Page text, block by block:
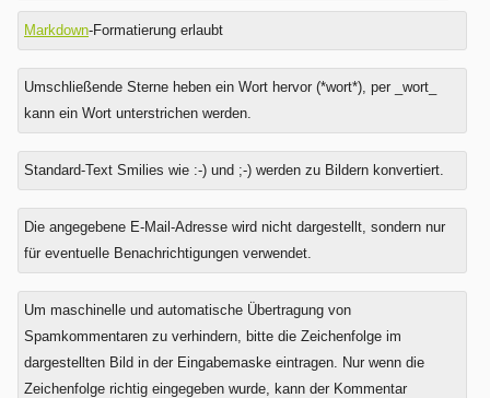
Markdown-Formatierung erlaubt
Umschließende Sterne heben ein Wort hervor (*wort*), per _wort_
kann ein Wort unterstrichen werden.
Standard-Text Smilies wie :-) und ;-) werden zu Bildern konvertiert.
Was
ist
Neun
minus
Die angegebene E-Mail-Adresse wird nicht dargestellt, sondern nur
für eventuelle Benachrichtigungen verwendet.
Um maschinelle und automatische Übertragung von
Spamkommentaren zu verhindern, bitte die Zeichenfolge im
dargestellten Bild in der Eingabemaske eintragen. Nur wenn die
Zeichenfolge richtig eingegeben wurde, kann der Kommentar